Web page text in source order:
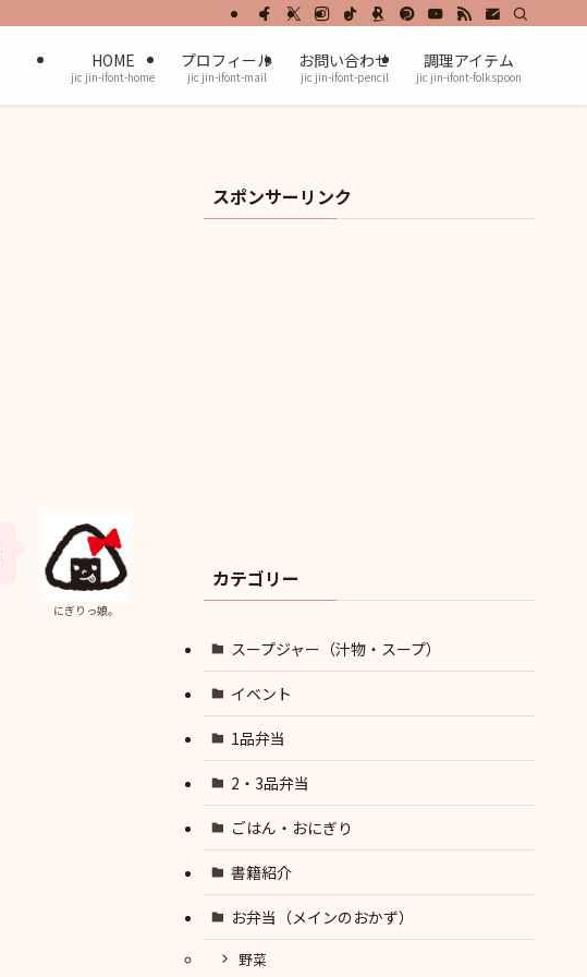
HOME
jic jin-ifont-home
プロフィール
jic jin-ifont-mail
お問い合わせ
jic jin-ifont-pencil
調理アイテム
jic jin-ifont-folkspoon
にぎりっ娘。
スポンサーリンク
カテゴリー
スープジャー（汁物・スープ）
イベント
1品弁当
2・3品弁当
ごはん・おにぎり
書籍紹介
お弁当（メインのおかず）
野菜